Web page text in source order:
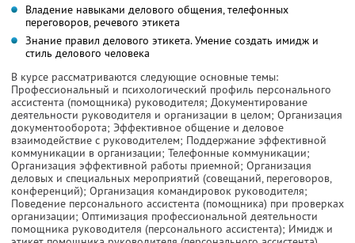
Владение навыками делового общения, телефонных
переговоров, речевого этикета
Знание правил делового этикета. Умение создать имидж и
стиль делового человека
В курсе рассматриваются следующие основные темы:
Профессиональный и психологический профиль персонального
ассистента (помощника) руководителя; Документирование
деятельности руководителя и организации в целом; Организация
документооборота; Эффективное общение и деловое
взаимодействие с руководителем; Поддержание эффективной
коммуникации в организации; Телефонные коммуникации;
Организация эффективной работы приемной; Организация
деловых и специальных мероприятий (совещаний, переговоров,
конференций); Организация командировок руководителя;
Поведение персонального ассистента (помощника) при проверках
организации; Оптимизация профессиональной деятельности
помощника руководителя (персонального ассистента); Имидж и